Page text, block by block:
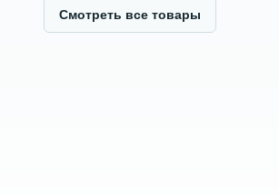
Смотреть все товары